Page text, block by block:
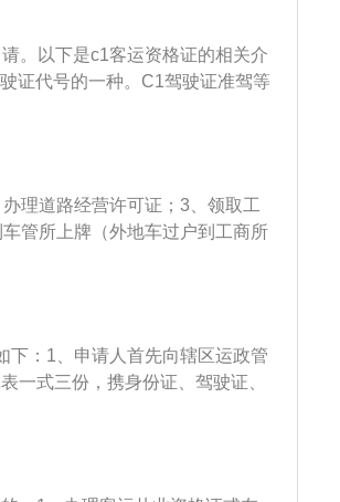
定的地点参加学习和考试，考试
注意的是，申请参加道路旅客运
安全主管部门出具的3年内无重
。以下是c1客运资格证的相关介
证代号的一种。C1驾驶证准驾等
型载客汽车以及轻型、微型载货
请参加道路旅客运输驾驶员从业
具的3年内无重大以上交通责任
理道路经营许可证；3、领取工
管所上牌（外地车过户到工商所
证是做道路运输活动的车子的
辆应当随车携带车辆营运证。道
检查过程中，发现没有车辆营运
据该条例的第63条的规定，对该
正，处警告或者二十元以上两百
辆营运证与现阶段使用的《道路
沿用《道路运输证》的相关制
下：1、申请人首先向辖区运政管
一式三份，携身份证、驾驶证、
业资格证》（限增驾）原件及复
培训科审查申请登记表（二
的驾校培训，并收取考试费和工